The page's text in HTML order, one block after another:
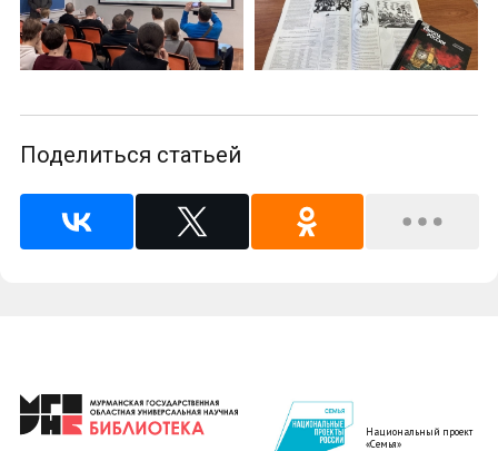
Поделиться статьей
Национальный проект
«Семья»